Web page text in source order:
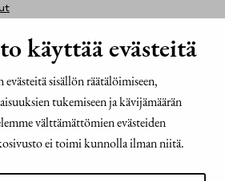
käyttää evästeitä
sisällön räätälöimiseen,
tukemiseen ja kävijämäärän
välttämättömien evästeiden
ei toimi kunnolla ilman niitä.
saavutettavuusseloste